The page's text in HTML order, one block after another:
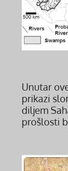
Unutar
prikazi
diljem
prošlosti